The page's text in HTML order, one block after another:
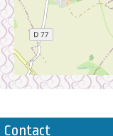
Contact